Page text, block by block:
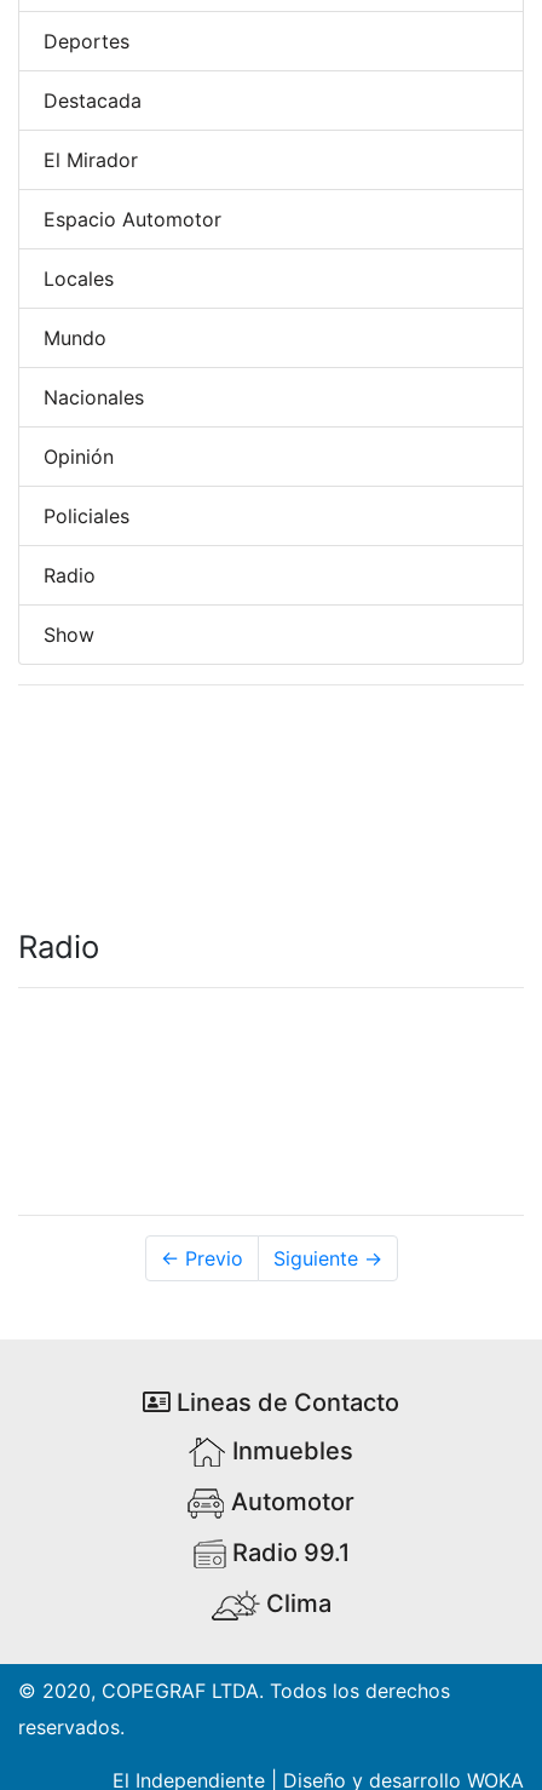
Deportes
Destacada
El Mirador
Espacio Automotor
Locales
Mundo
Nacionales
Opinión
Policiales
Radio
Show
Radio
← Previo Siguiente →
Lineas de Contacto
Inmuebles
Automotor
Radio 99.1
Clima
© 2020, COPEGRAF LTDA. Todos los derechos
reservados.
El Independiente Diseño y desarrollo WOKA